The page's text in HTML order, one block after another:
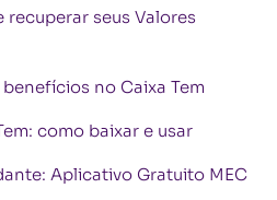
seus Valores
no Caixa Tem
como baixar e usar
Aplicativo Gratuito MEC